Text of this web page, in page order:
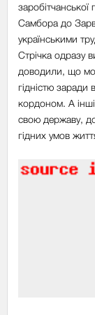
Самбора до
українськими
Стрічка одразу
доводили, що
гідністю заради
кордоном. А
свою державу,
гідних умов